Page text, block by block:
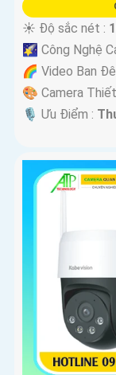
☀️ Độ sắc nét :
🌠 Công Nghệ
🌈 Video Ban
🎨 Camera
️🎙 Ưu Điểm :